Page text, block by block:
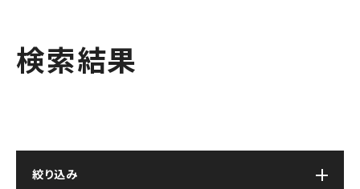
検索結果
絞り込み